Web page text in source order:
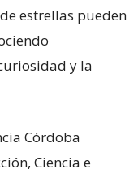
estrellas pueden
y la
Córdoba
Ciencia e